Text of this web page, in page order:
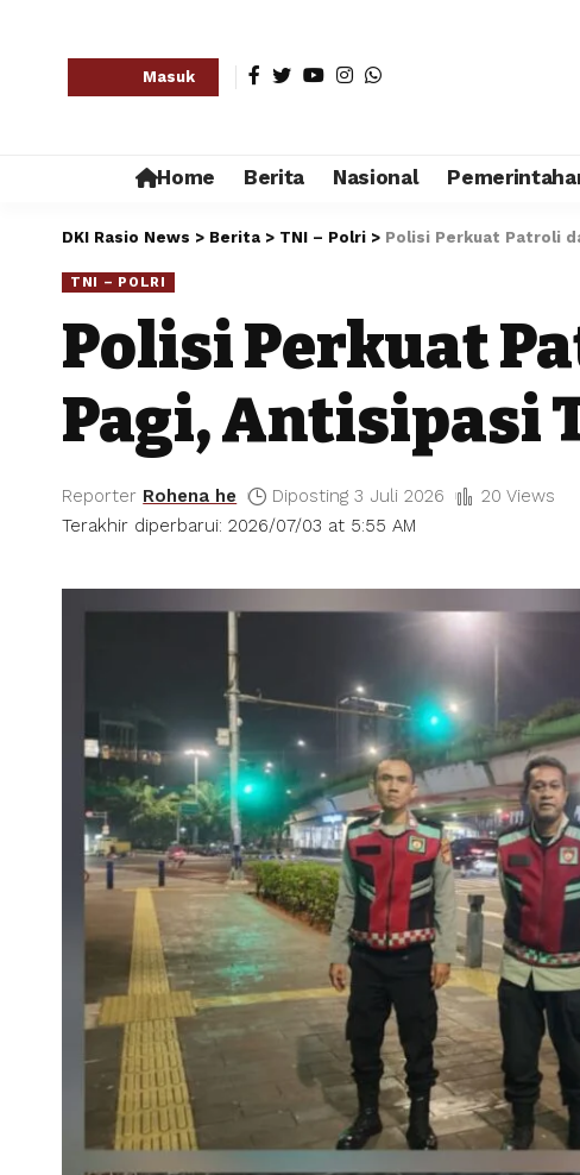
Masuk
Home Berita Nasional
DKI Rasio News > Berita > TNI – Polri > Polisi Perkuat Patroli
TNI – POLRI
Polisi Perkuat
Pagi, Antisipasi
Terakhir diperbarui: 2026/07/03 at 5:55 AM
Reporter Rohena he Diposting 3 Juli 2026 20 Views